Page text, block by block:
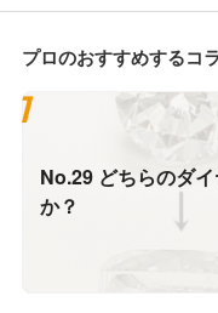
プロのおすすめするコ
No.29 どちらのダ
か？